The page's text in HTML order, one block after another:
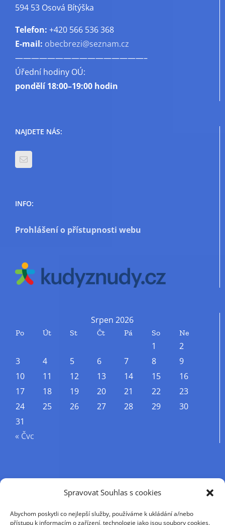
Spravovat Souhlas s cookies
Abychom poskytli co nejlepší služby, používáme k ukládání a/nebo
přístupu k informacím o zařízení, technologie jako jsou soubory cookies.
594 53 Osová Bítýška
Telefon: +420 566 536 368
E-mail: obecbrezi@seznam.cz
————————————————–
Úřední hodiny OÚ:
pondělí18:00–19:00 hodin
NAJDETE NÁS:
INFO:
Prohlášení o přístupnosti webu
Srpen 2026
Po Út St Čt Pá So Ne
1
2
3
4 5 6 7 8
9
10
11 12 13 14 15
16
17
18 19 20 21 22
23
24
25 26 27 28 29
30
31
« Čvc
Příjmení
Křestní jméno